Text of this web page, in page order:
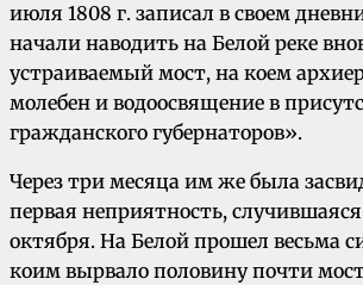
июля 1808 г. записал в своем
начали наводить на Белой реке
устраиваемый мост, на коем
молебен и водоосвящение в
гражданского губернаторов».
Через три месяца им же была
первая неприятность,
октября. На Белой прошел весьма
коим вырвало половину почти